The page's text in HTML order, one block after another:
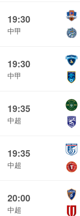
19:30
中甲
19:30
中甲
19:35
中超
19:35
中超
20:00
中超